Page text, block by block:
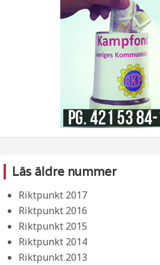
Läs äldre nummer
Riktpunkt 2017
Riktpunkt 2016
Riktpunkt 2015
Riktpunkt 2014
Riktpunkt 2013